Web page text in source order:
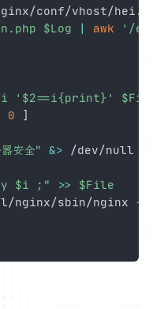
$Log | awk '/
'$2==i{print}'
$File
0
]
安全" &> /dev/null
$i ;" >>
$File
nginx/sbin/nginx
-s